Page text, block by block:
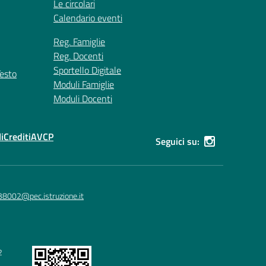
Le circolari
Calendario eventi
Reg. Famiglie
Reg. Docenti
Sportello Digitale
Moduli Famiglie
Moduli Docenti
CreditiAVCP Seguici su: